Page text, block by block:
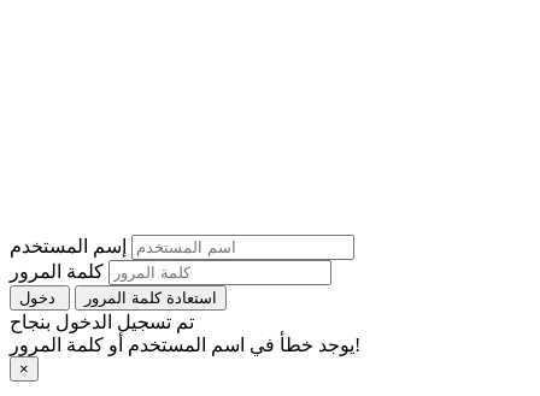
إسم المستخدم
كلمة المرور
استعادة كلمة المرور
تم تسجيل الدخول بنجاح
يوجد خطأ في اسم المستخدم أو كلمة المرور!
×